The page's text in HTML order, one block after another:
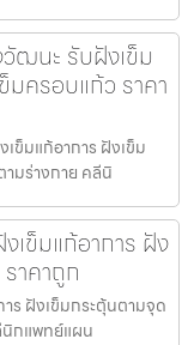
ฒนะ รับฝังเข็ม
มครอบแก้ว ราคา
ข็มแก้อาการ ฝังเข็ม
ามร่างกาย คลีนิ
เข็มแก้อาการ ฝัง
าคาถูก
ร ฝังเข็มกระตุ้นตามจุด
นิกแพทย์แผน